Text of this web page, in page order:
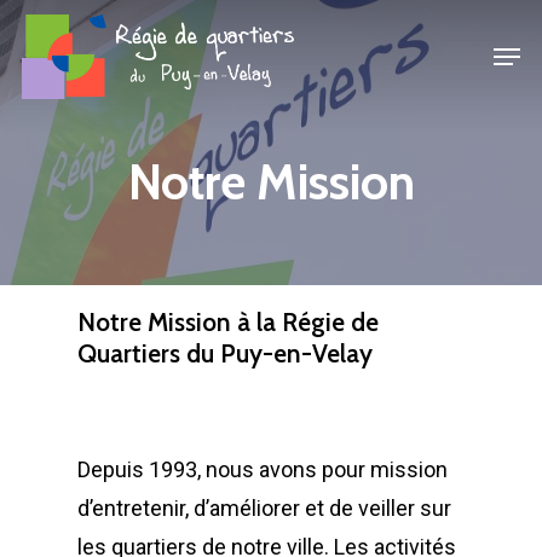
Passer
au
contenu
principal
Notre Mission
Notre Mission à la Régie de
Quartiers du Puy-en-Velay
Depuis 1993, nous avons pour mission
d’entretenir, d’améliorer et de veiller sur
les quartiers de notre ville. Les activités